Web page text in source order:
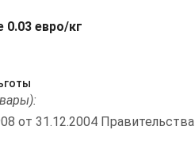
0.03 евро/кг
от 31.12.2004 Правительства